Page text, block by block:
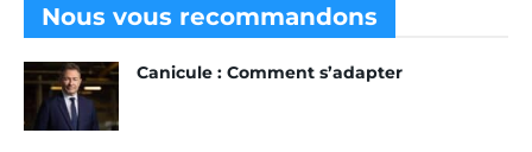
En effet, dans les chantiers et les ateliers, les
poussières peuvent être très présentes. Par
exemple, elles sont émises lors de la
transformation de produits manufacturés finis ou
semi-finis (usinage de métaux, sciage, ponçage,
Nous vous recommandons
Canicule : Comment s’adapter